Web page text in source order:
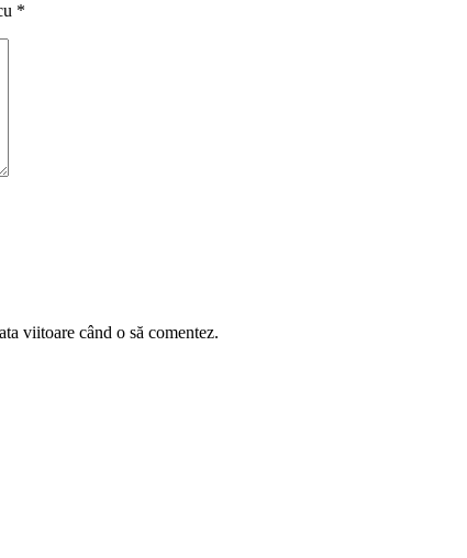
*
viitoare când o să comentez.